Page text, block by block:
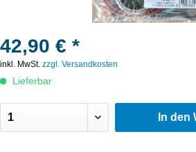
42,90 € *
inkl. MwSt. zzgl. Versandkosten
Lieferbar
In den